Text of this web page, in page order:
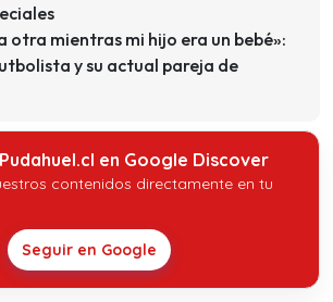
otra mientras mi hijo era un bebé»:
y su actual pareja de
en Google Discover
contenidos directamente en tu
Seguir en Google